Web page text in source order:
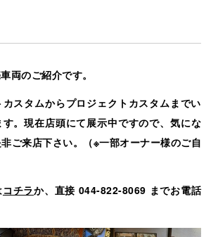
両のご紹介です。
スタムからプロジェクトカスタムまでい
す。現在店頭にて展示中ですので、 気にな
ご来店下さい。（※一部オーナー様のご自
コチラか、直接 044-822-8069 までお電話